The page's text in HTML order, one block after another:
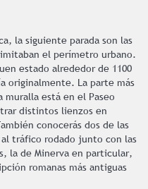
la siguiente parada son las
el perímetro urbano.
estado alrededor de 1100
originalmente. La parte más
está en el Paseo
distintos lienzos en
conocerás dos de las
tráfico rodado junto con las
la de Minerva en particular,
romanas más antiguas